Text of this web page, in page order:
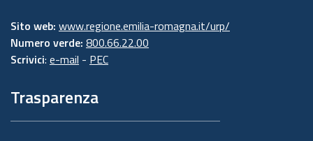
Sito web: www.regione.emilia-romagna.it/urp/
Numero verde: 800.66.22.00
Scrivici: e-mail - PEC
Trasparenza